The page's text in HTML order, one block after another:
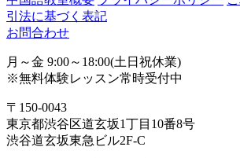
引法に基づく表記
お問合わせ
月～金 9:00～18:00(土日祝休業)
※無料体験レッスン常時受付中
〒150-0043
東京都渋谷区道玄坂1丁目10番8号
渋谷道玄坂東急ビル2F-C